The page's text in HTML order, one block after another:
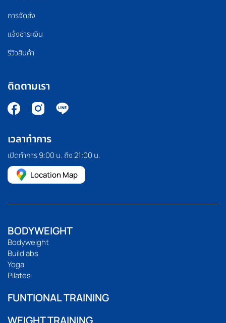
การจัดส่ง
แจ้งชำระเงิน
รีวิวสินค้า
ติดตามเรา
เวลาทำการ
เปิดทำการ 9:00 น. ถึง 21:00 น.
Location Map
BODYWEIGHT
Bodyweight
Build abs
Yoga
Pilates
FUNTIONAL TRAINING
WEIGHT TRAINING